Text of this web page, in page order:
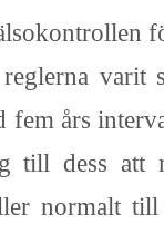
varit
fem års
till dess att
normalt